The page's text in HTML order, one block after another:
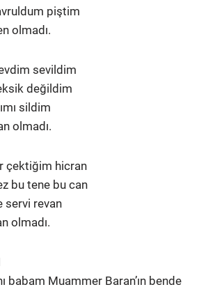
piştim
olmadı.
sevildim
değildim
sildim
olmadı.
çektiğim hicran
bu tene bu can
servi revan
olmadı.
babam Muammer Baran’ın bende